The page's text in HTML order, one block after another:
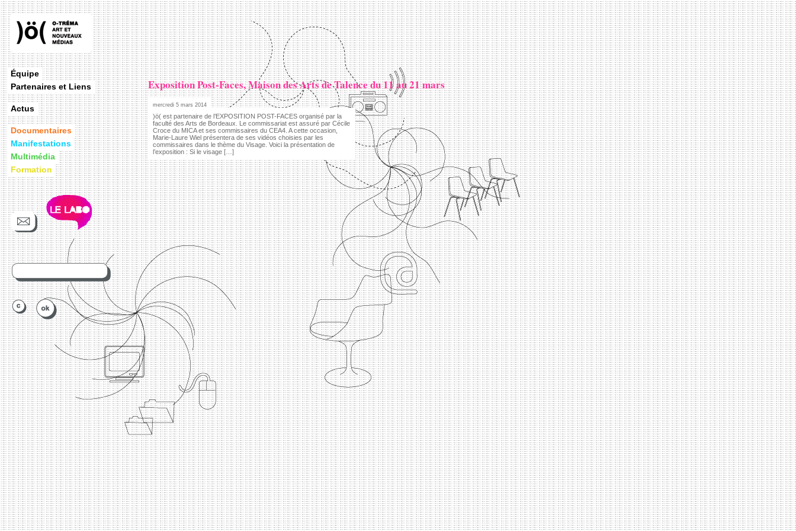
Exposition Post-Faces, Maison des Arts de Talence du 11 au 21 mars
mercredi 5 mars 2014
)ö( est partenaire de l’EXPOSITION POST-FACES organisé par la
faculté des Arts de Bordeaux. Le commissariat est assuré par Cécile
Croce du MICA et ses commissaires du CEA4. A cette occasion,
Marie-Laure Wiel présentera de ses vidéos choisies par les
commissaires dans le thème du Visage. Voici la présentation de
l’exposition : Si le visage […]
Équipe
Partenaires et Liens
Actus
Documentaires
Manifestations
Multimédia
Formation